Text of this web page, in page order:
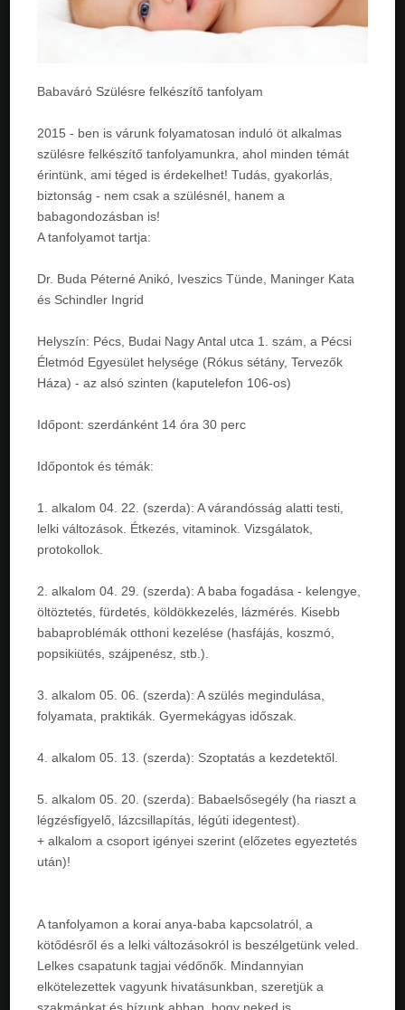
Babaváró Szülésre felkészítő tanfolyam
2015 - ben is várunk folyamatosan induló öt alkalmas
szülésre felkészítő tanfolyamunkra, ahol minden témát
érintünk, ami téged is érdekelhet! Tudás, gyakorlás,
biztonság - nem csak a szülésnél, hanem a
babagondozásban is!
A tanfolyamot tartja:
Dr. Buda Péterné Anikó, Iveszics Tünde, Maninger Kata
és Schindler Ingrid
Helyszín: Pécs, Budai Nagy Antal utca 1. szám, a Pécsi
Életmód Egyesület helysége (Rókus sétány, Tervezők
Háza) - az alsó szinten (kaputelefon 106-os)
Időpont: szerdánként 14 óra 30 perc
Időpontok és témák:
1. alkalom 04. 22. (szerda): A várandósság alatti testi,
lelki változások. Étkezés, vitaminok. Vizsgálatok,
protokollok.
2. alkalom 04. 29. (szerda): A baba fogadása - kelengye,
öltöztetés, fürdetés, köldökkezelés, lázmérés. Kisebb
babaproblémák otthoni kezelése (hasfájás, koszmó,
popsikiütés, szájpenész, stb.).
3. alkalom 05. 06. (szerda): A szülés megindulása,
folyamata, praktikák. Gyermekágyas időszak.
4. alkalom 05. 13. (szerda): Szoptatás a kezdetektől.
5. alkalom 05. 20. (szerda): Babaelsősegély (ha riaszt a
légzésfigyelő, lázcsillapítás, légúti idegentest).
+ alkalom a csoport igényei szerint (előzetes egyeztetés
után)!
A tanfolyamon a korai anya-baba kapcsolatról, a
kötődésről és a lelki változásokról is beszélgetünk veled.
Lelkes csapatunk tagjai védőnők. Mindannyian
elkötelezettek vagyunk hivatásunkban, szeretjük a